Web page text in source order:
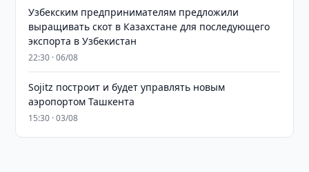
Узбекским предпринимателям предложили
выращивать скот в Казахстане для последующего
экспорта в Узбекистан
22:30 · 06/08
Sojitz построит и будет управлять новым
аэропортом Ташкента
15:30 · 03/08